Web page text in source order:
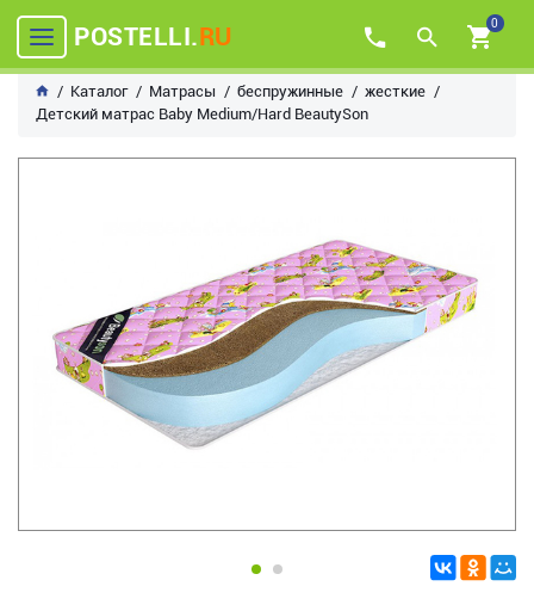
POSTELLI.RU 0
Каталог Матрасы беспружинные
жесткие
Детский матрас Baby Medium/Hard BeautySon